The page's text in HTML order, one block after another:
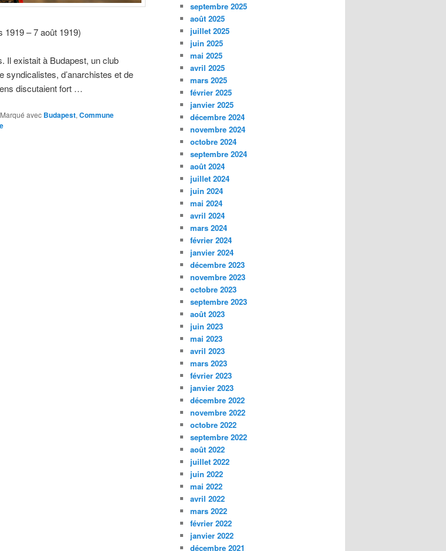
– 7 août 1919)
Il existait à Budapest, un club
syndicalistes, d’anarchistes et de
discutaient fort …
Marqué avec Budapest,Commune
septembre 2025
août 2025
juillet 2025
juin 2025
mai 2025
avril 2025
mars 2025
février 2025
janvier 2025
décembre 2024
novembre 2024
octobre 2024
septembre 2024
août 2024
juillet 2024
juin 2024
mai 2024
avril 2024
mars 2024
février 2024
janvier 2024
décembre 2023
novembre 2023
octobre 2023
septembre 2023
août 2023
juin 2023
mai 2023
avril 2023
mars 2023
février 2023
janvier 2023
décembre 2022
novembre 2022
octobre 2022
septembre 2022
août 2022
juillet 2022
juin 2022
mai 2022
avril 2022
mars 2022
février 2022
janvier 2022
décembre 2021